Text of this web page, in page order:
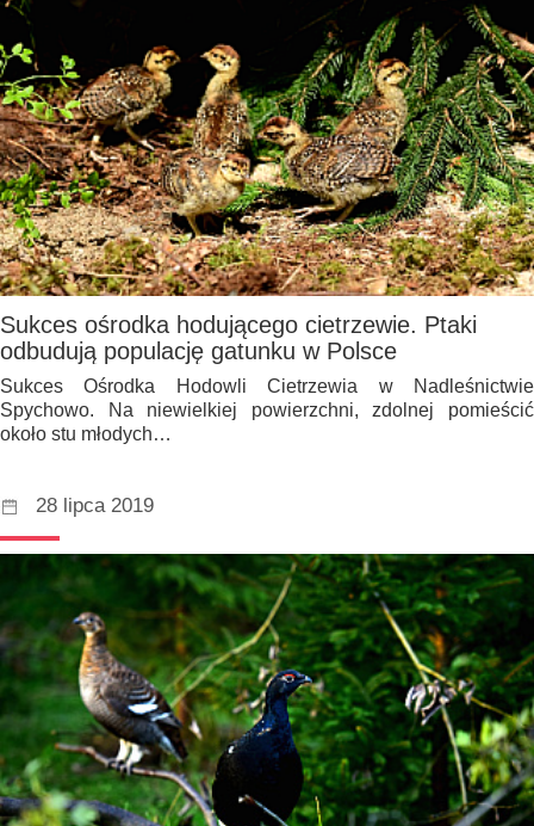
Sukces ośrodka hodującego cietrzewie. Ptaki
odbudują populację gatunku w Polsce
Sukces Ośrodka Hodowli Cietrzewia w Nadleśnictwie
Spychowo. Na niewielkiej powierzchni, zdolnej pomieścić
około stu młodych…
28 lipca 2019